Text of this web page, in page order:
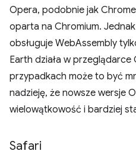
Opera, podobnie jak
oparta na Chromium.
obsługuje WebAssembly
Earth działa w
przypadkach może to być
nadzieję, że nowsze wersje
wielowątkowość i bardziej
Safari